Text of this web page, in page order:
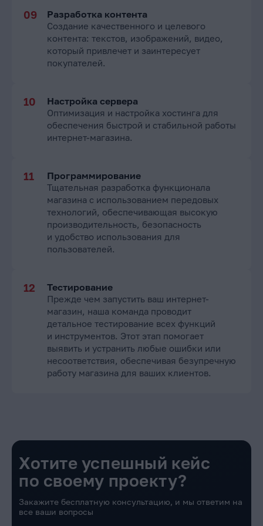
Разработка контента
Создание качественного и целевого
контента: текстов, изображений, видео,
который привлечет и заинтересует
покупателей.
Настройка сервера
Оптимизация и настройка хостинга для
обеспечения быстрой и стабильной работы
интернет-магазина.
Программирование
Тщательная разработка функционала
магазина с использованием передовых
технологий, обеспечивающая высокую
производительность, безопасность
и удобство использования для
пользователей.
Тестирование
Прежде чем запустить ваш интернет-
магазин, наша команда проводит
детальное тестирование всех функций
и инструментов. Этот этап помогает
выявить и устранить любые ошибки или
несоответствия, обеспечивая безупречную
работу магазина для ваших клиентов.
Хотите успешный кейс
по своему проекту?
Закажите бесплатную консультацию, и мы ответим на
все ваши вопросы